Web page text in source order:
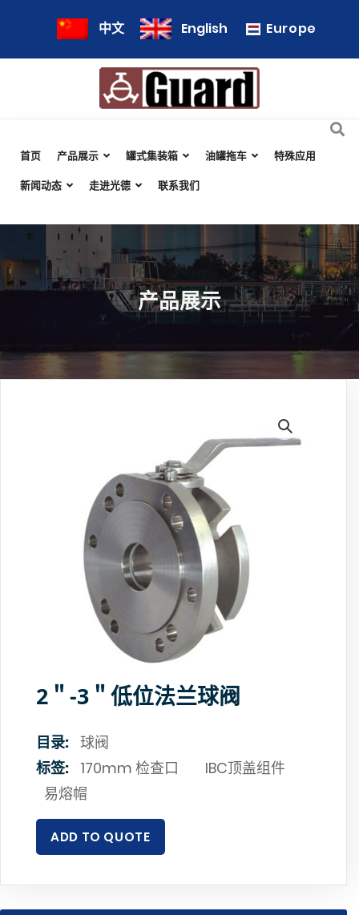
中文 English Europe
首页 产品展示 罐式集装箱 油罐拖车 特殊应用
新闻动态 走进光德 联系我们
产品展示
2＂-3＂低位法兰球阀
目录: 球阀
标签: 170mm 检查口
IBC顶盖组件
易熔帽
ADD TO QUOTE